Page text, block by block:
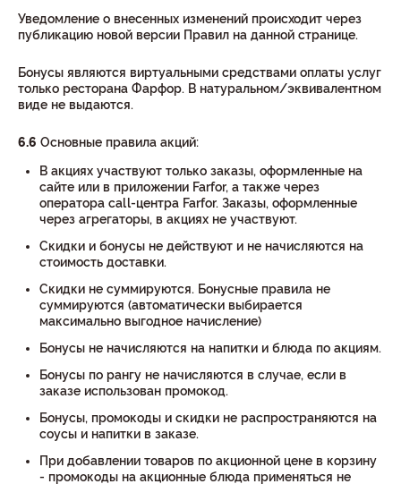
Уведомление о внесенных изменений происходит через
публикацию новой версии Правил на данной странице.
Бонусы являются виртуальными средствами оплаты услуг
только ресторана Фарфор. В натуральном/эквивалентном
виде не выдаются.
6.6 Основные правила акций:
В акциях участвуют только заказы, оформленные на
сайте или в приложении Farfor, а также через
оператора call-центра Farfor. Заказы, оформленные
через агрегаторы, в акциях не участвуют.
Скидки и бонусы не действуют и не начисляются на
стоимость доставки.
Скидки не суммируются. Бонусные правила не
суммируются (автоматически выбирается
максимально выгодное начисление)
Бонусы не начисляются на напитки и блюда по акциям.
Бонусы по рангу не начисляются в случае, если в
заказе использован промокод.
Бонусы, промокоды и скидки не распространяются на
соусы и напитки в заказе.
При добавлении товаров по акционной цене в корзину
- промокоды на акционные блюда применяться не